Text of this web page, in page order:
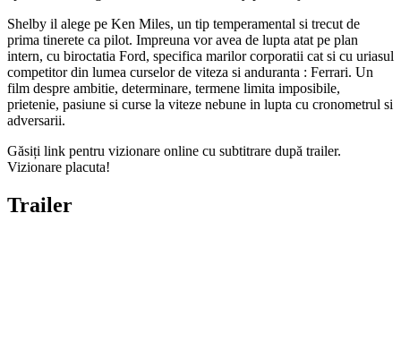
Shelby il alege pe Ken Miles, un tip temperamental si trecut de
prima tinerete ca pilot. Impreuna vor avea de lupta atat pe plan
intern, cu biroctatia Ford, specifica marilor corporatii cat si cu uriasul
competitor din lumea curselor de viteza si anduranta : Ferrari. Un
film despre ambitie, determinare, termene limita imposibile,
prietenie, pasiune si curse la viteze nebune in lupta cu cronometrul si
adversarii.
Găsiți link pentru vizionare online cu subtitrare după trailer.
Vizionare placuta!
Trailer